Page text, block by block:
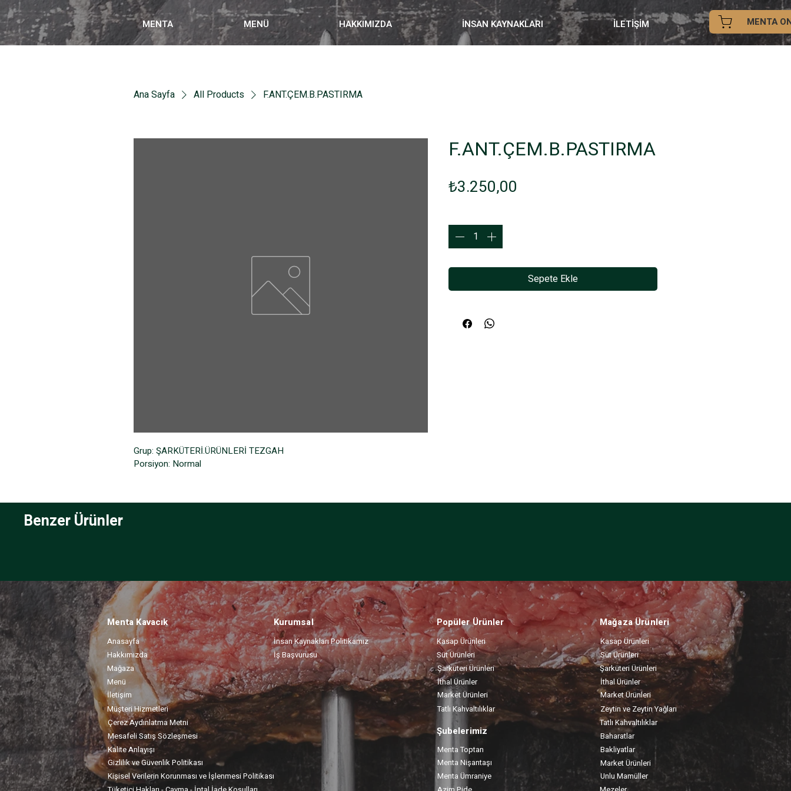
MENTA MENÜ HAKKIMIZDA İNSAN KAYNAKLARI İLETİŞİM MENTA
Ana Sayfa All Products F.ANT.ÇEM.B.PASTIRMA
Grup: ŞARKÜTERİ.ÜRÜNLERİ TEZGAH
Porsiyon: Normal
F.ANT.ÇEM.B.PASTIRMA
₺3.250,00
Sepete Ekle
Benzer Ürünler
Menta Kavacık
Anasayfa
Hakkımızda
Kurumsal
İnsan Kaynakları Politikamız
İş Başvurusu
Mağaza
Menü
İletişim
Müşteri Hizmetleri
Çerez Aydınlatma Metni
Mesafeli Satış Sözleşmesi
Kalite Anlayışı
Gizlilik ve Güvenlik Politikası
Kişisel Verilerin Korunması ve İşlenmesi Politikası
Popüler Ürünler
Kasap Ürünleri
Süt Ürünleri
Şarküteri Ürünleri
İthal Ürünler
Market Ürünleri
Tatlı Kahvaltılıklar
Şubelerimiz
Menta Toptan
Menta Nişantaşı
Menta Ümraniye
Mağaza Ürünleri
Kasap Ürünleri
Süt Ürünleri
Şarküteri Ürünleri
İthal Ürünler
Market Ürünleri
Zeytin ve Zeytin Yağları
Tatlı Kahvaltılıklar
Baharatlar
Bakliyatlar
Market Ürünleri
Unlu Mamüller